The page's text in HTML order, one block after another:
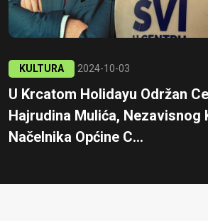
KULTURA 2024-10-03
U Krcatom Holidayu Održan
Hajrudina Mulića, Nezavisnog
Načelnika Općine C...